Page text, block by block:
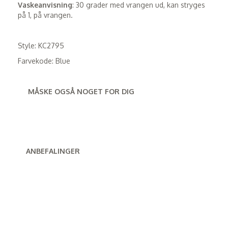
Vaskeanvisning: 30 grader med vrangen ud, kan stryges
på 1, på vrangen.
Style: KC2795
Farvekode: Blue
MÅSKE OGSÅ NOGET FOR DIG
ANBEFALINGER